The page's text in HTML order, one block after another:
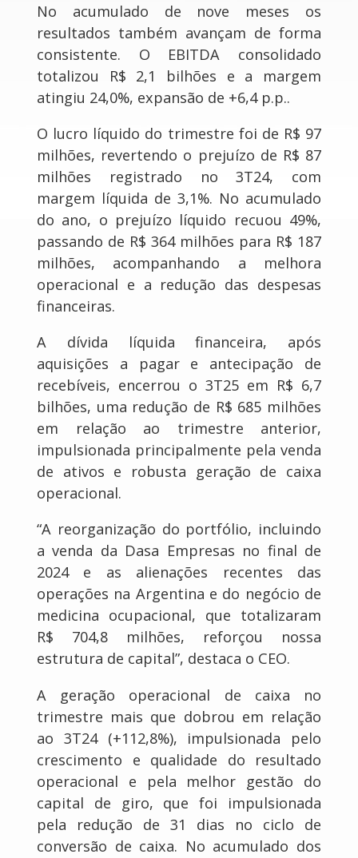
No acumulado de nove meses os
resultados também avançam de forma
consistente. O EBITDA consolidado
totalizou R$ 2,1 bilhões e a margem
atingiu 24,0%, expansão de +6,4 p.p..
O lucro líquido do trimestre foi de R$ 97
milhões, revertendo o prejuízo de R$ 87
milhões registrado no 3T24, com
margem líquida de 3,1%. No acumulado
do ano, o prejuízo líquido recuou 49%,
passando de R$ 364 milhões para R$ 187
milhões, acompanhando a melhora
operacional e a redução das despesas
financeiras.
A dívida líquida financeira, após
aquisições a pagar e antecipação de
recebíveis, encerrou o 3T25 em R$ 6,7
bilhões, uma redução de R$ 685 milhões
em relação ao trimestre anterior,
impulsionada principalmente pela venda
de ativos e robusta geração de caixa
operacional.
“A reorganização do portfólio, incluindo
a venda da Dasa Empresas no final de
2024 e as alienações recentes das
operações na Argentina e do negócio de
medicina ocupacional, que totalizaram
R$ 704,8 milhões, reforçou nossa
estrutura de capital”, destaca o CEO.
A geração operacional de caixa no
trimestre mais que dobrou em relação
ao 3T24 (+112,8%), impulsionada pelo
crescimento e qualidade do resultado
operacional e pela melhor gestão do
capital de giro, que foi impulsionada
pela redução de 31 dias no ciclo de
conversão de caixa. No acumulado dos